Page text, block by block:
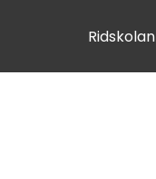
Ridskolan